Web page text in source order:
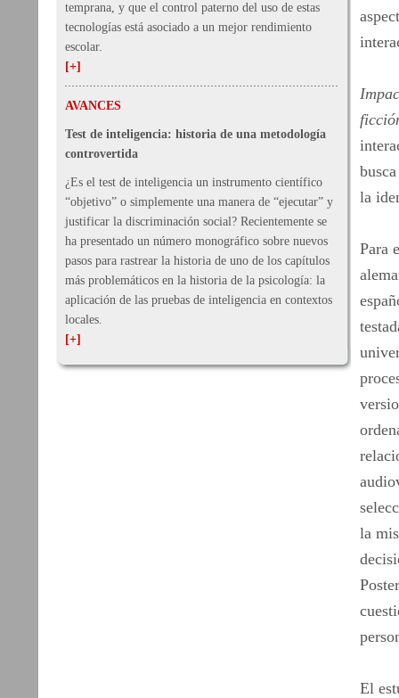
temprana, y que el control paterno del uso de estas
tecnologías está asociado a un mejor rendimiento
escolar.
[+]
AVANCES
Test de inteligencia: historia de una metodología
controvertida
¿Es el test de inteligencia un instrumento científico
“objetivo” o simplemente una manera de “ejecutar” y
justificar la discriminación social? Recientemente se
ha presentado un número monográfico sobre nuevos
pasos para rastrear la historia de uno de los capítulos
más problemáticos en la historia de la psicología: la
aplicación de las pruebas de inteligencia en contextos
locales.
[+]
la
Para
la
El